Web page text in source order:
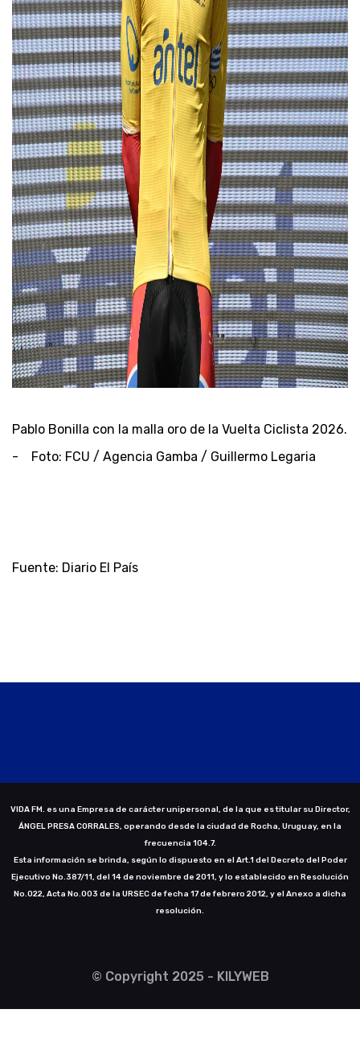
Pablo Bonilla con la malla oro de la Vuelta Ciclista 2026.
- Foto: FCU / Agencia Gamba / Guillermo Legaria
Fuente: Diario El País
VIDA FM. es una Empresa de carácter unipersonal, de la que es titular su Director,
ÁNGEL PRESA CORRALES, operando desde la ciudad de Rocha, Uruguay, en la
frecuencia 104.7.
Esta información se brinda, según lo dispuesto en el Art.1 del Decreto del Poder
Ejecutivo No.387/11, del 14 de noviembre de 2011, y lo establecido en Resolución
No.022, Acta No.003 de la URSEC de fecha 17 de febrero 2012, y el Anexo a dicha
resolución.
© Copyright 2025 - KILYWEB